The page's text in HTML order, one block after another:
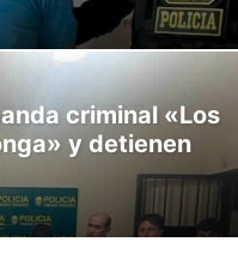
criminal «Los
y detienen